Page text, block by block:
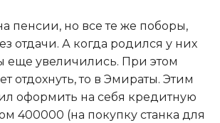
пенсии, но все те же поборы,
отдачи. А когда родился у них
еще увеличились. При этом
отдохнуть, то в Эмираты. Этим
оформить на себя кредитную
400000 (на покупку станка для